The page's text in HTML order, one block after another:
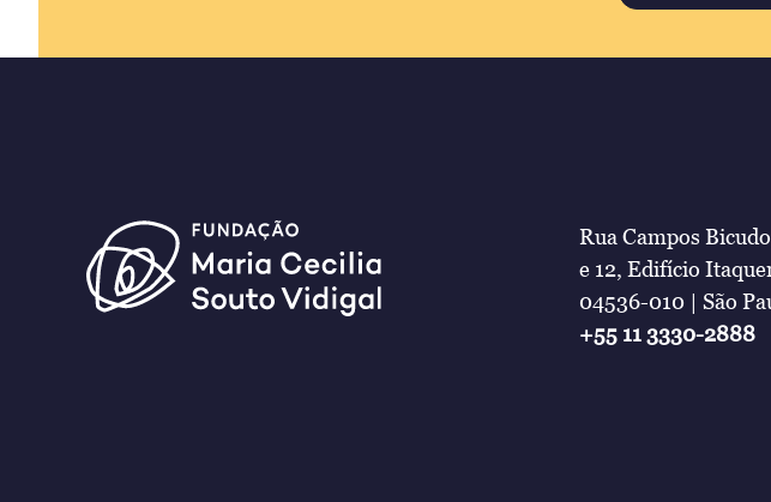
Rua Campos
e 12, Edifício
04536-010 | São
+55 11 3330-2888